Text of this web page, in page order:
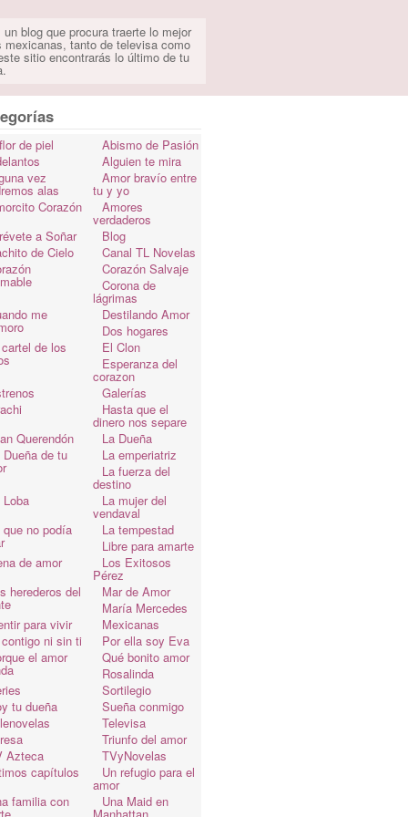
blog que procura traerte lo mejor
mexicanas, tanto de televisa como
sitio encontrarás lo último de tu
de piel
Abismo de Pasión
Alguien te mira
vez
alas
Amor bravío entre
tu y yo
Corazón
Amores
verdaderos
a Soñar
Blog
de Cielo
Canal TL Novelas
Corazón Salvaje
Corona de
lágrimas
me
Destilando Amor
Dos hogares
de los
El Clon
Esperanza del
corazon
Galerías
Hasta que el
dinero nos separe
Querendón
La Dueña
Dueña de tu
La emperiatriz
La fuerza del
destino
La mujer del
vendaval
que no podía
La tempestad
Libre para amarte
de amor
Los Exitosos
Pérez
herederos del
Mar de Amor
María Mercedes
para vivir
Mexicanas
ni sin ti
Por ella soy Eva
el amor
Qué bonito amor
Rosalinda
Sortilegio
tu dueña
Sueña conmigo
Televisa
Triunfo del amor
Azteca
TVyNovelas
capítulos
Un refugio para el
amor
familia con
Una Maid en